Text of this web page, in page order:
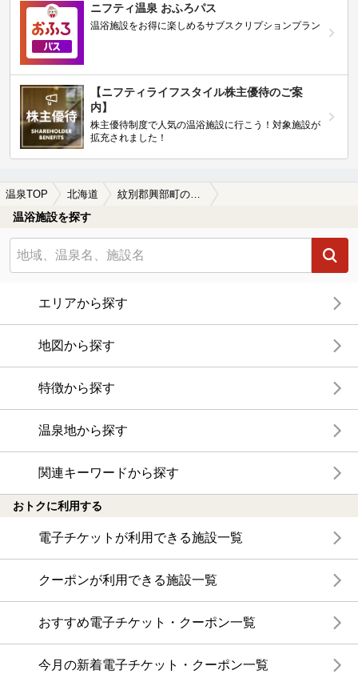
ニフティ温泉 おふろパス
温浴施設をお得に楽しめるサブスクリプションプラン
【ニフティライフスタイル株主優待のご案
内】
株主優待制度で人気の温浴施設に行こう！対象施設が
拡充されました！
温泉TOP 北海道
温浴施設を探す
エリアから探す
地図から探す
特徴から探す
温泉地から探す
関連キーワードから探す
おトクに利用する
電子チケットが利用できる施設一覧
クーポンが利用できる施設一覧
おすすめ電子チケット・クーポン一覧
今月の新着電子チケット・クーポン一覧